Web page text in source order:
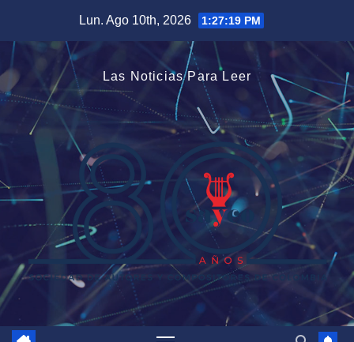
contenido
Lun. Ago 10th, 2026 1:27:19 PM
Las Noticias Para Leer